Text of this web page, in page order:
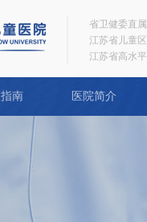
省卫健委直
江苏省儿童
江苏省高水
南 医院简介